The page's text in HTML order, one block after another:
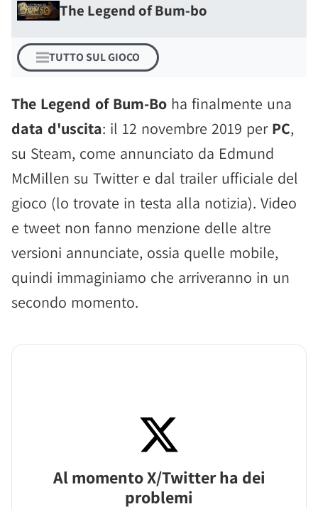
The Legend of Bum-bo
TUTTO SUL GIOCO
The Legend of Bum-Bo ha finalmente una
data d'uscita: il 12 novembre 2019 per PC,
su Steam, come annunciato da Edmund
McMillen su Twitter e dal trailer ufficiale del
gioco (lo trovate in testa alla notizia). Video
e tweet non fanno menzione delle altre
versioni annunciate, ossia quelle mobile,
quindi immaginiamo che arriveranno in un
secondo momento.
Al momento X/Twitter ha dei
problemi